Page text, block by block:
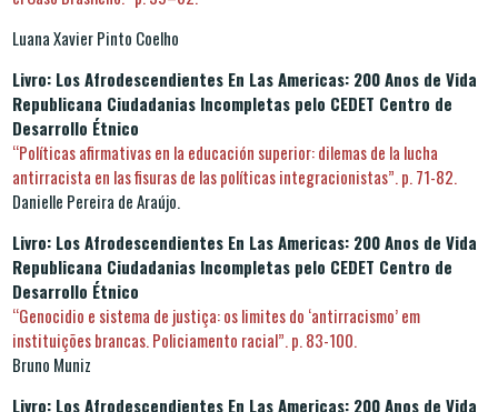
Luana Xavier Pinto Coelho
Livro: Los Afrodescendientes En Las Americas: 200 Anos de Vida
Republicana Ciudadanias Incompletas pelo CEDET Centro de
Desarrollo Étnico
“Políticas afirmativas en la educación superior: dilemas de la lucha
antirracista en las fisuras de las políticas integracionistas”. p. 71-82.
Danielle Pereira de Araújo.
Livro: Los Afrodescendientes En Las Americas: 200 Anos de Vida
Republicana Ciudadanias Incompletas pelo CEDET Centro de
Desarrollo Étnico
“Genocidio e sistema de justiça: os limites do ‘antirracismo’ em
instituições brancas. Policiamento racial”. p. 83-100.
Bruno Muniz
Livro: Los Afrodescendientes En Las Americas: 200 Anos de Vida